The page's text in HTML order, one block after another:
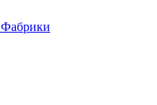
Фабрики